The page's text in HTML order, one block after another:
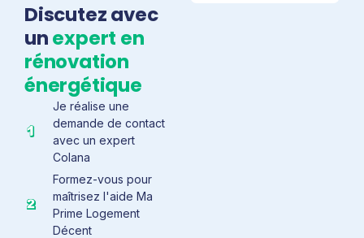
Discutez avec
unexpert en
rénovation
énergétique
Je réalise une
demande de contact
avec un expert
Colana
Formez-vous pour
maîtrisez l'aide Ma
Prime Logement
Décent